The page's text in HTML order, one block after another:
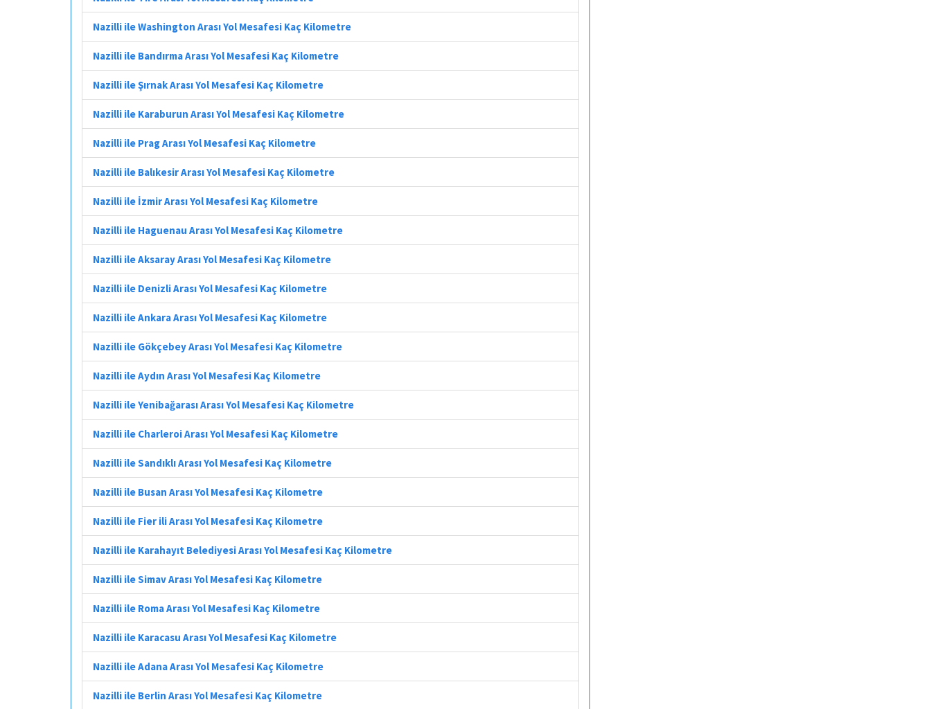
Nazilli ile Washington Arası Yol Mesafesi Kaç Kilometre
Nazilli ile Bandırma Arası Yol Mesafesi Kaç Kilometre
Nazilli ile Şırnak Arası Yol Mesafesi Kaç Kilometre
Nazilli ile Karaburun Arası Yol Mesafesi Kaç Kilometre
Nazilli ile Prag Arası Yol Mesafesi Kaç Kilometre
Nazilli ile Balıkesir Arası Yol Mesafesi Kaç Kilometre
Nazilli ile İzmir Arası Yol Mesafesi Kaç Kilometre
Nazilli ile Haguenau Arası Yol Mesafesi Kaç Kilometre
Nazilli ile Aksaray Arası Yol Mesafesi Kaç Kilometre
Nazilli ile Denizli Arası Yol Mesafesi Kaç Kilometre
Nazilli ile Ankara Arası Yol Mesafesi Kaç Kilometre
Nazilli ile Gökçebey Arası Yol Mesafesi Kaç Kilometre
Nazilli ile Aydın Arası Yol Mesafesi Kaç Kilometre
Nazilli ile Yenibağarası Arası Yol Mesafesi Kaç Kilometre
Nazilli ile Charleroi Arası Yol Mesafesi Kaç Kilometre
Nazilli ile Sandıklı Arası Yol Mesafesi Kaç Kilometre
Nazilli ile Busan Arası Yol Mesafesi Kaç Kilometre
Nazilli ile Fier ili Arası Yol Mesafesi Kaç Kilometre
Nazilli ile Karahayıt Belediyesi Arası Yol Mesafesi Kaç Kilometre
Nazilli ile Simav Arası Yol Mesafesi Kaç Kilometre
Nazilli ile Roma Arası Yol Mesafesi Kaç Kilometre
Nazilli ile Karacasu Arası Yol Mesafesi Kaç Kilometre
Nazilli ile Adana Arası Yol Mesafesi Kaç Kilometre
Nazilli ile Berlin Arası Yol Mesafesi Kaç Kilometre